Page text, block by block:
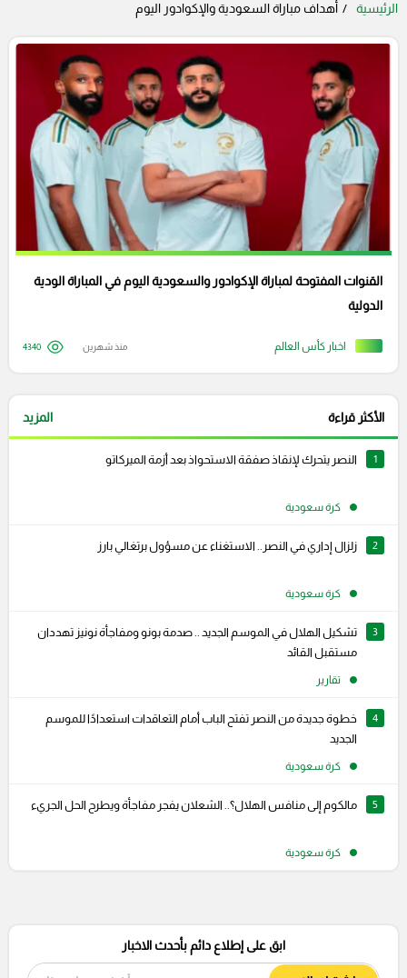
الرئيسية أهداف مباراة السعودية والإكوادور اليوم
اخبار كأس العالم
القنوات المفتوحة لمباراة الإكوادور والسعودية اليوم في المباراة الودية
الدولية
منذ شهرين 4340
الأكثر قراءة المزيد
1 النصر يتحرك لإنقاذ صفقة الاستحواذ بعد أزمة الميركاتو
كرة سعودية
2 زلزال إداري في النصر.. الاستغناء عن مسؤول برتغالي بارز
كرة سعودية
3
تشكيل الهلال في الموسم الجديد .. صدمة بونو ومفاجأة نونيز تهددان
مستقبل القائد
تقارير
4
خطوة جديدة من النصر تفتح الباب أمام التعاقدات استعدادًا للموسم
الجديد
كرة سعودية
5 مالكوم إلى منافس الهلال؟.. الشعلان يفجر مفاجأة ويطرح الحل الجريء
كرة سعودية
ابق على إطلاع دائم بأحدث الاخبار